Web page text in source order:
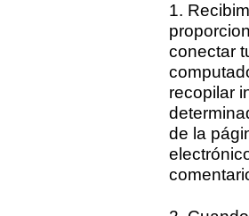
1.
conectar
recopilar
de la